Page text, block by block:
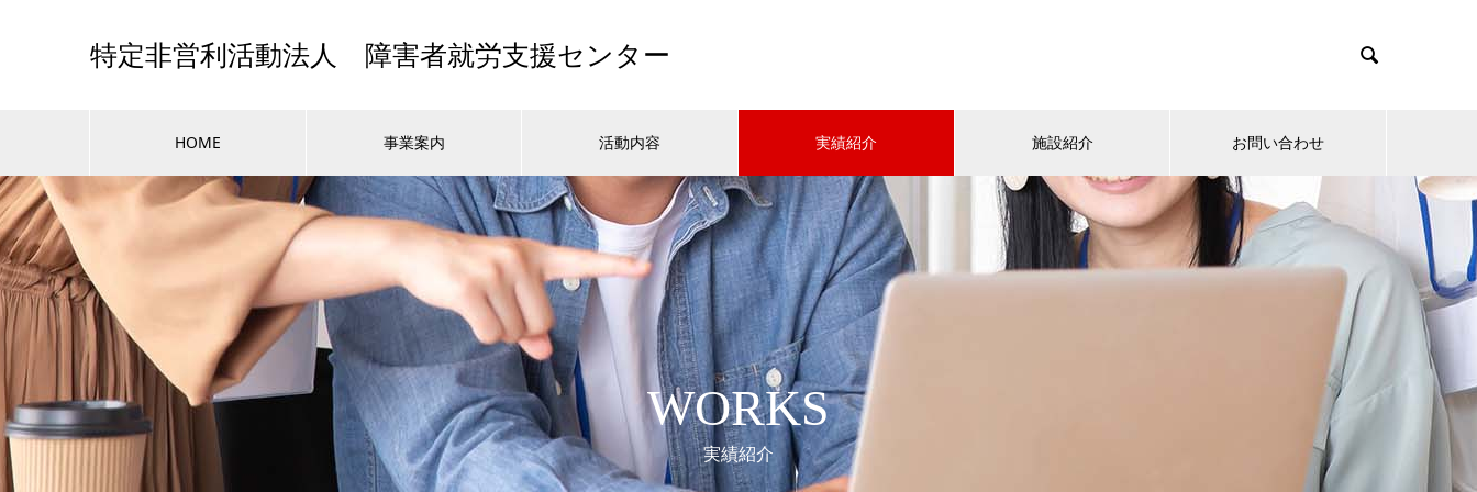
特定非営利活動法人 障害者就労支援センター 
HOME 事業案内 活動内容 実績紹介 施設紹介 お問い合わせ
WORKS
実績紹介